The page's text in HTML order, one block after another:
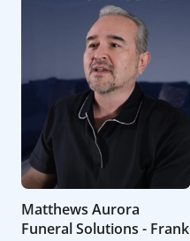
Matthews Aurora
Funeral Solutions - Frank